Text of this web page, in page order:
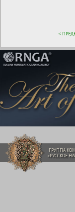
<
ГРУППА
«РУССКОЕ